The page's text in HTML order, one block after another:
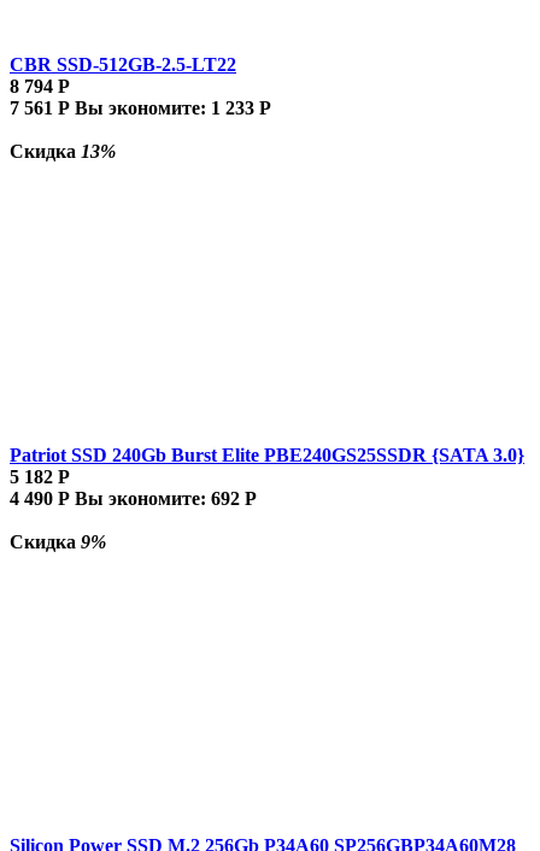
CBR SSD-512GB-2.5-LT22
8 794 Р
7 561 Р Вы экономите: 1 233 Р
Скидка 13%
Patriot SSD 240Gb Burst Elite PBE240GS25SSDR {SATA 3.0}
5 182 Р
4 490 Р Вы экономите: 692 Р
Скидка 9%
Silicon Power SSD M.2 256Gb P34A60 SP256GBP34A60M28